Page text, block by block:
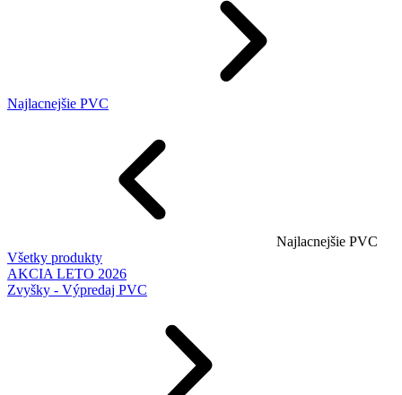
Najlacnejšie PVC
Najlacnejšie PVC
Všetky produkty
AKCIA LETO 2026
Zvyšky - Výpredaj PVC